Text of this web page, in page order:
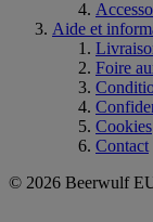
Aide et
Foire
Cookies
Contact
© 2026 Beerwulf